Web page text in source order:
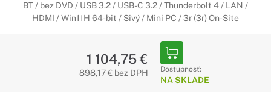
BT / bez DVD / USB 3.2 / USB-C 3.2 / Thunderbolt 4 / LAN /
HDMI / Win11H 64-bit / Sivý / Mini PC / 3r (3r) On-Site
1 104,75 €
898,17 € bez DPH Dostupnosť:
NA SKLADE